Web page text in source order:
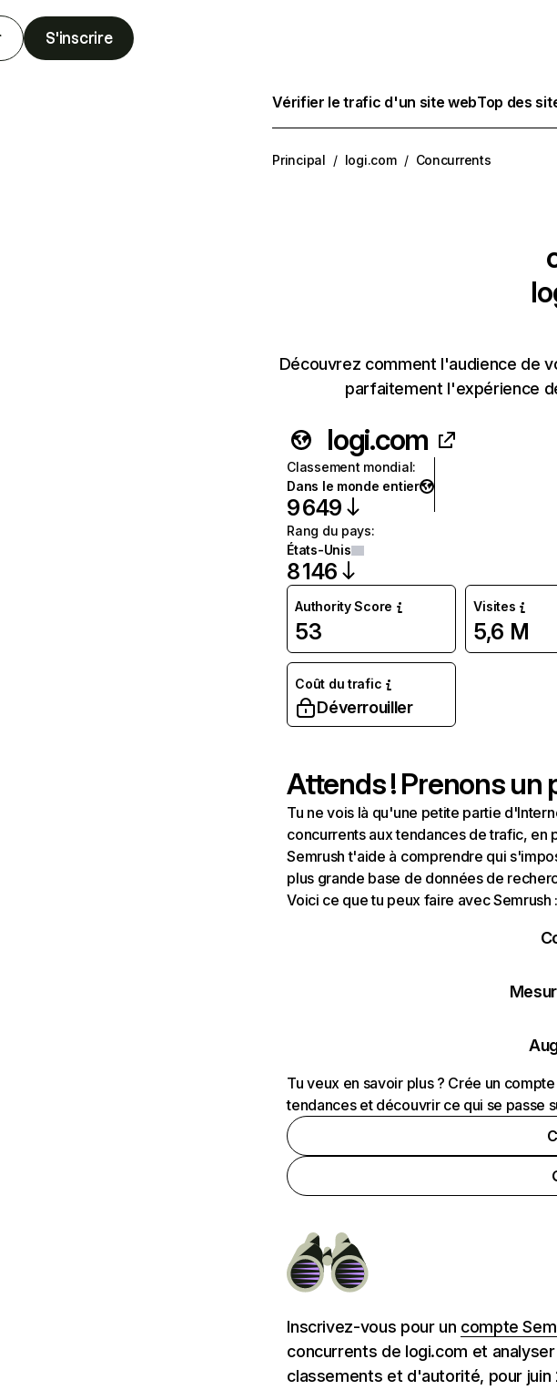
S'inscrire
Vérifier le trafic d'un site webTop des
Principal / logi.com / Concurrents
Découvrez comment l'audience de
parfaitement l'expérience
logi.com
Classement mondial:
Dans le monde entier
9 649
Rang du pays:
États-Unis
8 146
Authority Score
53
Visites
5,6 M
Coût du trafic
Déverrouiller
Attends ! Prenons un
Tu ne vois là qu'une petite partie
concurrents aux tendances de trafic, en
Semrush t'aide à comprendre qui
plus grande base de données de
Voici ce que tu peux faire avec Semrush
Tu veux en savoir plus ? Crée un
tendances et découvrir ce qui se passe
Inscrivez-vous pour un compte
concurrents de logi.com et
classements et d'autorité, pour juin